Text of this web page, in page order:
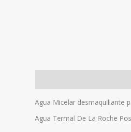
Agua Micelar desmaquillante
Agua Termal De La Roche